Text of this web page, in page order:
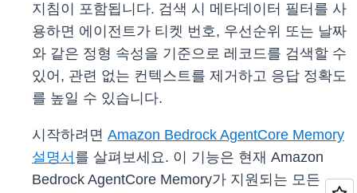
지침이 포함됩니다. 검색 시 메타데이터 필터를 사
용하면 에이전트가 티켓 번호, 우선순위 또는 날짜
와 같은 정형 속성을 기준으로 레코드를 검색할 수
있어, 관련 없는 컨텍스트를 제거하고 응답 정확도
를 높일 수 있습니다.
시작하려면 Amazon Bedrock AgentCore Memory
설명서 를 살펴보세요. 이 기능은 현재 Amazon
Bedrock AgentCore Memory가 지원되는 모든